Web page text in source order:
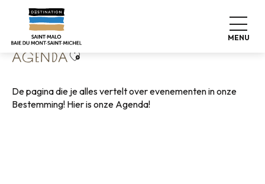
contenu
principal
MENU
Home Wonen zoals thuis
AGENDAAjouter aux favoris
De pagina die je alles vertelt over evenementen in onze
Bestemming! Hier is onze Agenda!